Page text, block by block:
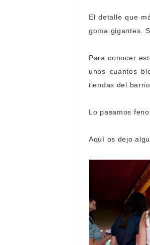
El detalle que
goma gigantes.
Para conocer
unos cuantos
tiendas del barrio.
Lo pasamos
Aquí os dejo